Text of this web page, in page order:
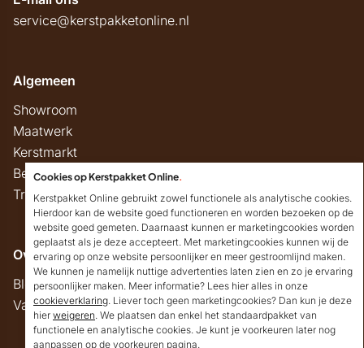
service@kerstpakketonline.nl
Algemeen
Showroom
Maatwerk
Kerstmarkt
Belastingregels
Track & Trace
Overig
Blog
Vacatures
Goedendag!
Mocht ik je ergens mee
Cookies op Kerstpakket Online.
Kerstpakket Online gebruikt zowel functionele als analytische cookies.
Hierdoor kan de website goed functioneren en worden bezoeken op de
website goed gemeten. Daarnaast kunnen er marketingcookies worden
geplaatst als je deze accepteert. Met marketingcookies kunnen wij de
ervaring op onze website persoonlijker en meer gestroomlijnd maken.
We kunnen je namelijk nuttige advertenties laten zien en zo je ervaring
persoonlijker maken. Meer informatie? Lees hier alles in onze
cookieverklaring. Liever toch geen marketingcookies? Dan kun je deze
hier weigeren. We plaatsen dan enkel het standaardpakket van
functionele en analytische cookies. Je kunt je voorkeuren later nog
aanpassen op de voorkeuren pagina.